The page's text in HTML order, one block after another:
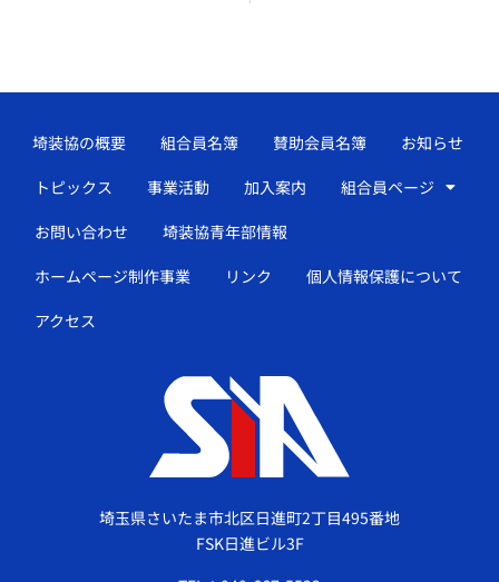
埼玉県さいたま市北区日進町2丁目495番地
FSK日進ビル3F
埼装協の概要 組合員名簿 賛助会員名簿
お知らせ
トピックス
事業活動 加入案内
組合員ページ
お問い合わせ
埼装協青年部情報
ホームページ制作事業
リンク
個人情報保護について
アクセス